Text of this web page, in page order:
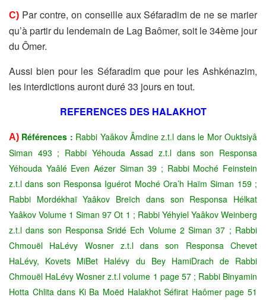
C) Par contre, on conseille aux Séfaradim de ne se marier
qu’à partir du lendemain de Lag Baômer, soit le 34ème jour
du Ômer.
Aussi bien pour les Séfaradim que pour les Ashkénazim,
les interdictions auront duré 33 jours en tout.
REFERENCES DES HALAKHOT
A) Références : Rabbi Yaâkov Âmdine z.t.l dans le Mor Ouktsiyâ
Siman 493 ; Rabbi Yéhouda Assad z.t.l dans son Responsa
Yéhouda Yaâlé Even Aézer Siman 39 ; Rabbi Moché Feinstein
z.t.l dans son Responsa Iguérot Moché Ora’h Haïm Siman 159 ;
Rabbi Mordékhaï Yaâkov Breïch dans son Responsa Hélkat
Yaâkov Volume 1 Siman 97 Ot 1 ; Rabbi Yéhyiel Yaâkov Weinberg
z.t.l dans son Responsa Sridé Ech Volume 2 Siman 37 ; Rabbi
Chmouël HaLévy Wosner z.t.l dans son Responsa Chevet
HaLévy, Kovets MiBet Halévy du Bey HamiDrach de Rabbi
Chmouël HaLévy Wosner z.t.l volume 1 page 57 ; Rabbi Binyamin
Hotta Chlita dans Ki Ba Moëd Halakhot Séfirat Haômer page 51